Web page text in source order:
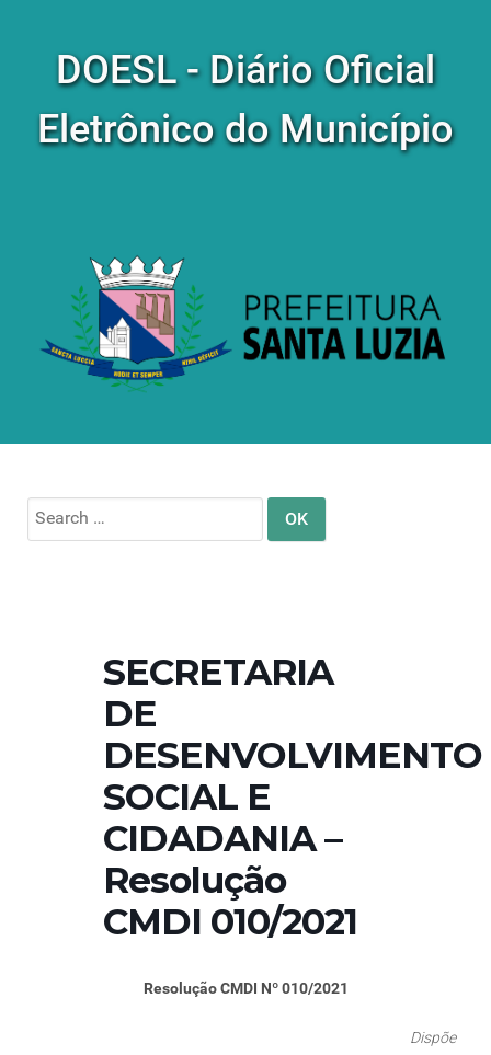
DOESL - Diário Oficial
Eletrônico do Município
Search
for:
SECRETARIA
DE
DESENVOLVIMENTO
SOCIAL E
CIDADANIA –
Resolução
CMDI 010/2021
Resolução CMDI Nº 010/2021
Dispõe